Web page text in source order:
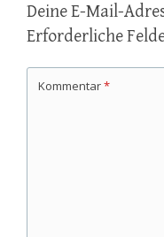
Deine E-Mail-
Erforderliche
Kommentar*